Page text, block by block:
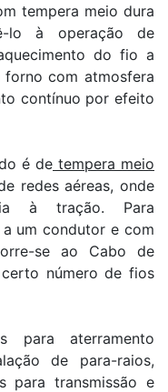
tempera meio dura
lo à operação de
do fio a
forno com atmosfera
contínuo por efeito
é de tempera meio
redes aéreas, onde
à tração. Para
um condutor e com
se ao Cabo de
número de fios
para aterramento
de para-raios,
para transmissão e